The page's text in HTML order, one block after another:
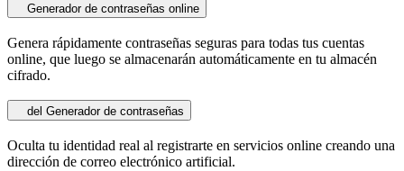
Generador de contraseñas online
Genera rápidamente contraseñas seguras para todas tus cuentas
online, que luego se almacenarán automáticamente en tu almacén
cifrado.
del Generador de contraseñas
Oculta tu identidad real al registrarte en servicios online creando una
dirección de correo electrónico artificial.